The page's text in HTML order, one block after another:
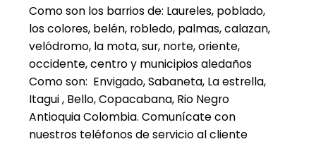
Como son los barrios de: Laureles, poblado,
los colores, belén, robledo, palmas, calazan,
velódromo, la mota, sur, norte, oriente,
occidente, centro y municipios aledaños
Como son: Envigado, Sabaneta, La estrella,
Itagui , Bello, Copacabana, Rio Negro
Antioquia Colombia. Comunícate con
nuestros teléfonos de servicio al cliente